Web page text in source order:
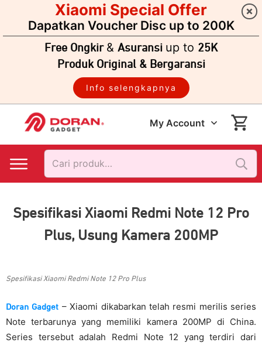
My Account
Spesifikasi Xiaomi Redmi Note 12 Pro
Plus, Usung Kamera 200MP
Spesifikasi Xiaomi Redmi Note 12 Pro Plus
Doran Gadget – Xiaomi dikabarkan telah resmi merilis series
Note terbarunya yang memiliki kamera 200MP di China.
Series tersebut adalah Redmi Note 12 yang terdiri dari
Xiaomi Special Offer
Dapatkan Voucher Disc up to 200K
Free Ongkir & Asuransi up to 25K
Produk Original & Bergaransi
Info selengkapnya